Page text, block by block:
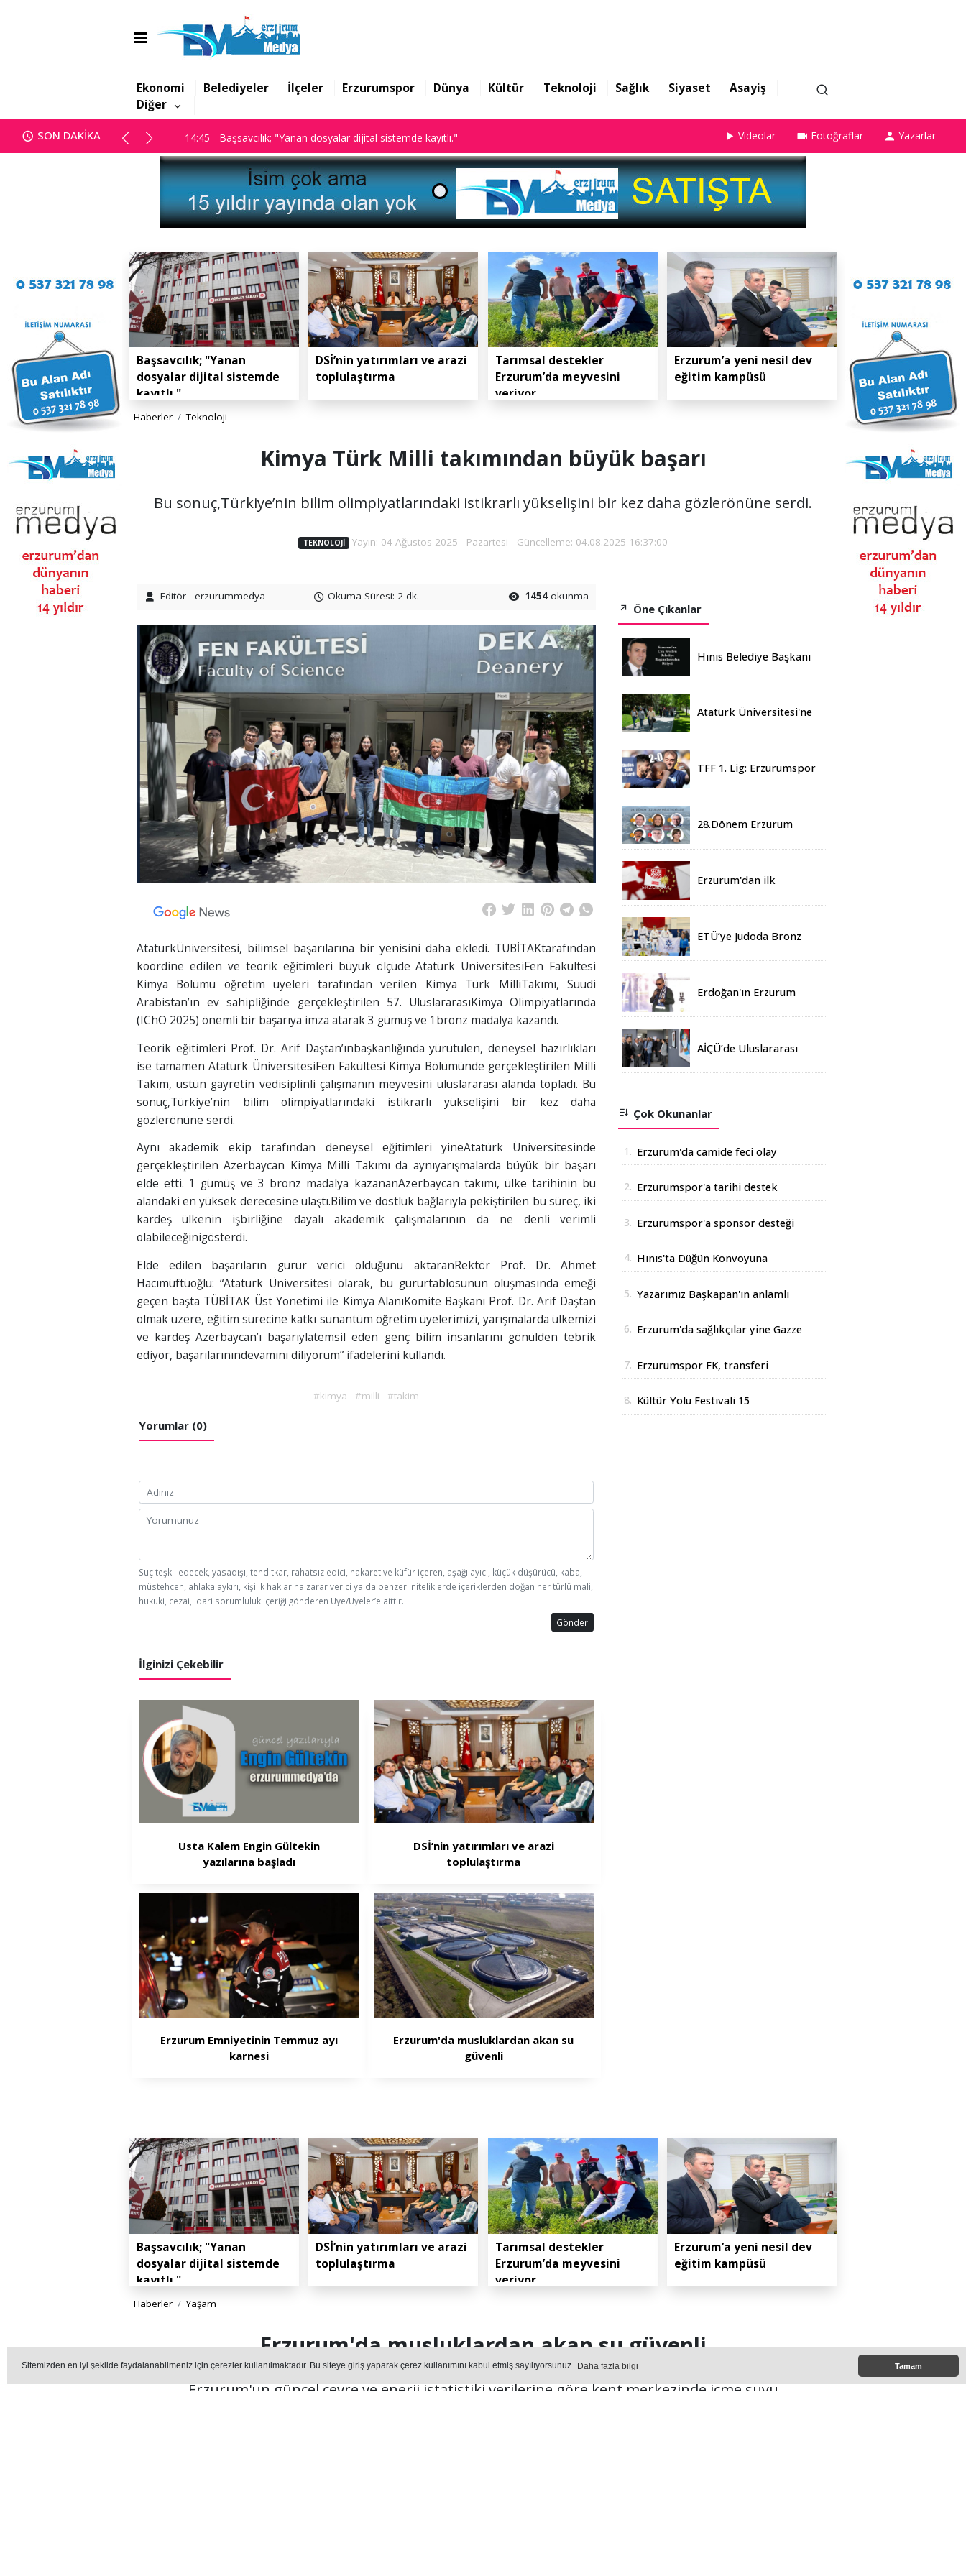
Sitemizden en iyi şekilde faydalanabilmeniz için çerezler kullanılmaktadır. Bu siteye giriş yaparak çerez kullanımını kabul etmiş sayılıyorsunuz. Daha fazla bilgi Tamam
Ekonomi Belediyeler İlçeler Erzurumspor Dünya Kültür Teknoloji Sağlık Siyaset
Asayiş
Diğer
SON DAKİKA
14:43 - DSİ’nin yatırımları ve arazi toplulaştırma
14:45 - Başsavcılık; "Yanan dosyalar dijital sistemde kayıtlı."
14:45 - Başsavcılık; "Yanan dosyalar dijital sistemde kayıtlı." Videolar Fotoğraflar Yazarlar
Başsavcılık; "Yanan
dosyalar dijital sistemde
kayıtlı."
DSİ’nin yatırımları ve arazi
toplulaştırma
Tarımsal destekler
Erzurum’da meyvesini
veriyor
Erzurum’a yeni nesil dev
eğitim kampüsü
Haberler Teknoloji
Kimya Türk Milli takımından büyük başarı
Bu sonuç,Türkiye’nin bilim olimpiyatlarındaki istikrarlı yükselişini bir kez daha gözlerönüne serdi.
TEKNOLOJI Yayın: 04 Ağustos 2025 - Pazartesi - Güncelleme: 04.08.2025 16:37:00
Editör - erzurummedya Okuma Süresi: 2 dk. 1454 okunma
AtatürkÜniversitesi, bilimsel başarılarına bir yenisini daha ekledi. TÜBİTAKtarafından
koordine edilen ve teorik eğitimleri büyük ölçüde Atatürk ÜniversitesiFen Fakültesi
Kimya Bölümü öğretim üyeleri tarafından verilen Kimya Türk MilliTakımı, Suudi
Arabistan’ın ev sahipliğinde gerçekleştirilen 57. UluslararasıKimya Olimpiyatlarında
(IChO 2025) önemli bir başarıya imza atarak 3 gümüş ve 1bronz madalya kazandı.
Teorik eğitimleri Prof. Dr. Arif Daştan’ınbaşkanlığında yürütülen, deneysel hazırlıkları
ise tamamen Atatürk ÜniversitesiFen Fakültesi Kimya Bölümünde gerçekleştirilen Milli
Takım, üstün gayretin vedisiplinli çalışmanın meyvesini uluslararası alanda topladı. Bu
sonuç,Türkiye’nin bilim olimpiyatlarındaki istikrarlı yükselişini bir kez daha
gözlerönüne serdi.
Aynı akademik ekip tarafından deneysel eğitimleri yineAtatürk Üniversitesinde
gerçekleştirilen Azerbaycan Kimya Milli Takımı da aynıyarışmalarda büyük bir başarı
elde etti. 1 gümüş ve 3 bronz madalya kazananAzerbaycan takımı, ülke tarihinin bu
alandaki en yüksek derecesine ulaştı.Bilim ve dostluk bağlarıyla pekiştirilen bu süreç, iki
kardeş ülkenin işbirliğine dayalı akademik çalışmalarının da ne denli verimli
olabileceğinigösterdi.
Elde edilen başarıların gurur verici olduğunu aktaranRektör Prof. Dr. Ahmet
Hacımüftüoğlu: “Atatürk Üniversitesi olarak, bu gururtablosunun oluşmasında emeği
geçen başta TÜBİTAK Üst Yönetimi ile Kimya AlanıKomite Başkanı Prof. Dr. Arif Daştan
olmak üzere, eğitim sürecine katkı sunantüm öğretim üyelerimizi, yarışmalarda ülkemizi
ve kardeş Azerbaycan’ı başarıylatemsil eden genç bilim insanlarını gönülden tebrik
ediyor, başarılarınındevamını diliyorum” ifadelerini kullandı.
#kimya #milli #takim
Yorumlar (0)
Suç teşkil edecek, yasadışı, tehditkar, rahatsız edici, hakaret ve küfür içeren, aşağılayıcı, küçük düşürücü, kaba,
müstehcen, ahlaka aykırı, kişilik haklarına zarar verici ya da benzeri niteliklerde içeriklerden doğan her türlü mali,
hukuki, cezai, idari sorumluluk içeriği gönderen Üye/Üyeler’e aittir.
Gönder
İlginizi Çekebilir
Usta Kalem Engin Gültekin
yazılarına başladı
DSİ’nin yatırımları ve arazi
toplulaştırma
Erzurum Emniyetinin Temmuz ayı
karnesi
Erzurum'da musluklardan akan su
güvenli
Öne Çıkanlar
Hınıs Belediye Başkanı
Atatürk Üniversitesi'ne
Üniversiteden Öğrenci
TFF 1. Lig: Erzurumspor
28.Dönem Erzurum
Erzurum'dan ilk
ETÜ’ye Judoda Bronz
Erdoğan'ın Erzurum
rekoru kırıldı
AİÇÜ’de Uluslararası
Açıldı
Çok Okunanlar
1. Erzurum'da camide feci olay
2. Erzurumspor'a tarihi destek
3. Erzurumspor'a sponsor desteği
4. Hınıs'ta Düğün Konvoyuna
5. Yazarımız Başkapan'ın anlamlı
6. Erzurum'da sağlıkçılar yine Gazze
7. Erzurumspor FK, transferi
8. Kültür Yolu Festivali 15
Başsavcılık; "Yanan
dosyalar dijital sistemde
kayıtlı."
DSİ’nin yatırımları ve arazi
toplulaştırma
Tarımsal destekler
Erzurum’da meyvesini
veriyor
Erzurum’a yeni nesil dev
eğitim kampüsü
Haberler Yaşam
Erzurum'da musluklardan akan su güvenli
Erzurum'un güncel çevre ve enerji istatistiki verilerine göre kent merkezinde içme suyu